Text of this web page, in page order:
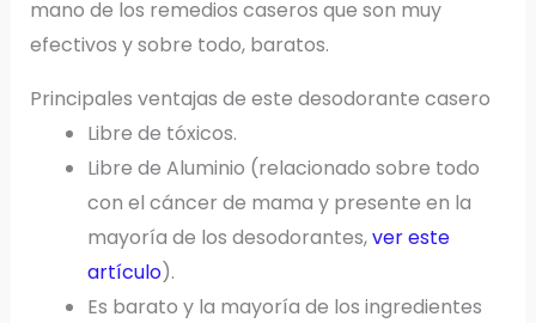
mano de los remedios caseros que son muy
efectivos y sobre todo, baratos.
Principales ventajas de este desodorante casero
Libre de tóxicos.
Libre de Aluminio (relacionado sobre todo
con el cáncer de mama y presente en la
mayoría de los desodorantes,ver este
artículo).
Es barato y la mayoría de los ingredientes